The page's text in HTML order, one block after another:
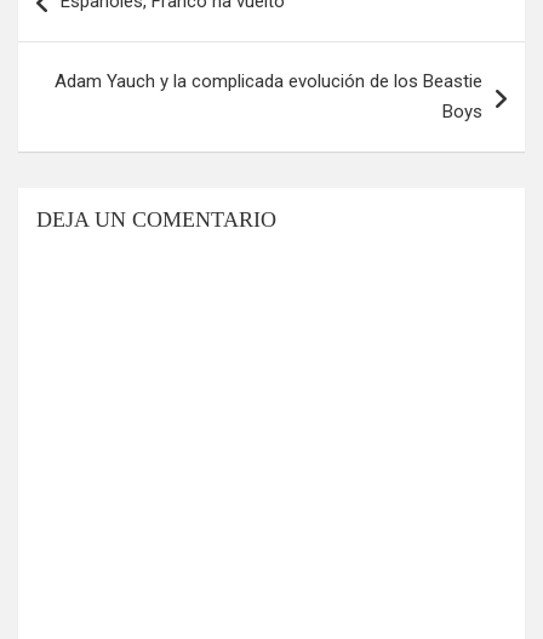
de
Adam Yauch y la complicada evolución de los Beastie
Boys
DEJA UN COMENTARIO